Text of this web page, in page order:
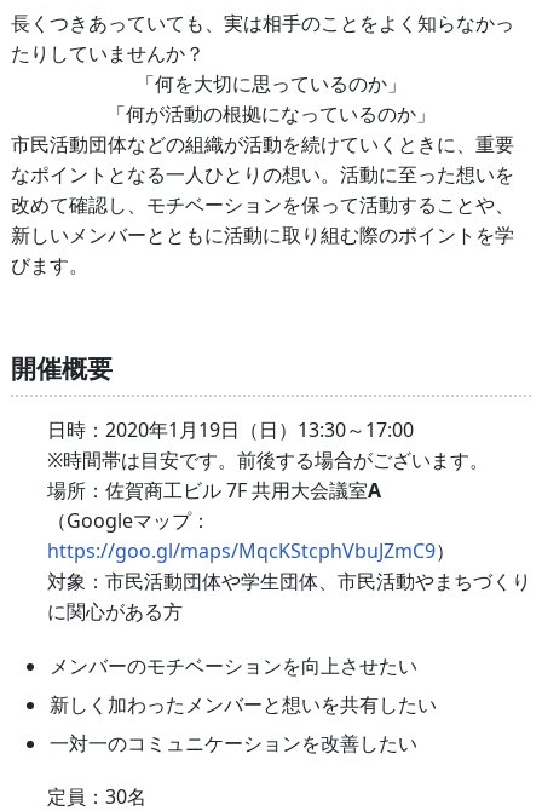
長くつきあっていても、実は相手のことをよく知らなかっ
たりしていませんか？
「何を大切に思っているのか」
「何が活動の根拠になっているのか」
市民活動団体などの組織が活動を続けていくときに、重要
なポイントとなる一人ひとりの想い。活動に至った想いを
改めて確認し、モチベーションを保って活動することや、
新しいメンバーとともに活動に取り組む際のポイントを学
びます。
開催概要
日時：2020年1月19日（日）13:30～17:00
※時間帯は目安です。前後する場合がございます。
場所：佐賀商工ビル 7F 共用大会議室A
（Googleマップ：
https://goo.gl/maps/MqcKStcphVbuJZmC9）
対象：市民活動団体や学生団体、市民活動やまちづくり
に関心がある方
メンバーのモチベーションを向上させたい
新しく加わったメンバーと想いを共有したい
一対一のコミュニケーションを改善したい
定員：30名